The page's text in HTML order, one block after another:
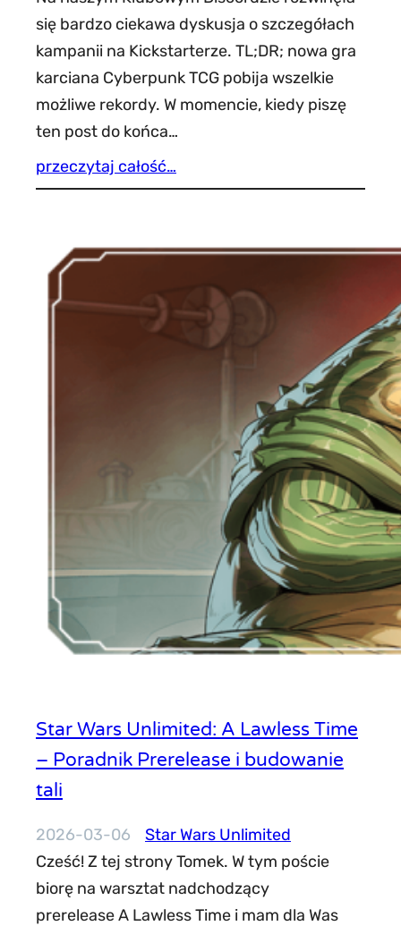
się bardzo ciekawa dyskusja o szczegółach
kampanii na Kickstarterze. TL;DR; nowa gra
karciana Cyberpunk TCG pobija wszelkie
możliwe rekordy. W momencie, kiedy piszę
ten post do końca…
przeczytaj całość…
Star Wars Unlimited: A Lawless Time
– Poradnik Prerelease i budowanie
tali
2026-03-06
Star Wars Unlimited
Cześć! Z tej strony Tomek. W tym poście
biorę na warsztat nadchodzący
prerelease A Lawless Time i mam dla Was